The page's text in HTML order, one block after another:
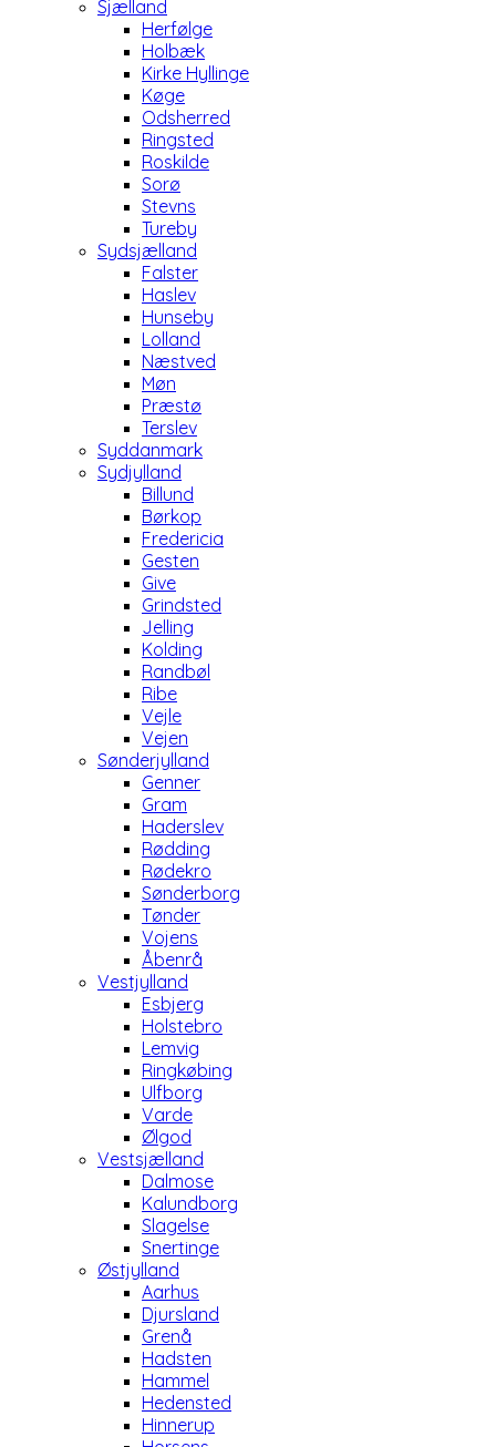
Sjælland
Herfølge
Holbæk
Kirke Hyllinge
Køge
Odsherred
Ringsted
Roskilde
Sorø
Stevns
Tureby
Sydsjælland
Falster
Haslev
Hunseby
Lolland
Næstved
Møn
Præstø
Terslev
Syddanmark
Sydjylland
Billund
Børkop
Fredericia
Gesten
Give
Grindsted
Jelling
Kolding
Randbøl
Ribe
Vejle
Vejen
Sønderjylland
Genner
Gram
Haderslev
Rødding
Rødekro
Sønderborg
Tønder
Vojens
Åbenrå
Vestjylland
Esbjerg
Holstebro
Lemvig
Ringkøbing
Ulfborg
Varde
Ølgod
Vestsjælland
Dalmose
Kalundborg
Slagelse
Snertinge
Østjylland
Aarhus
Djursland
Grenå
Hadsten
Hammel
Hedensted
Hinnerup